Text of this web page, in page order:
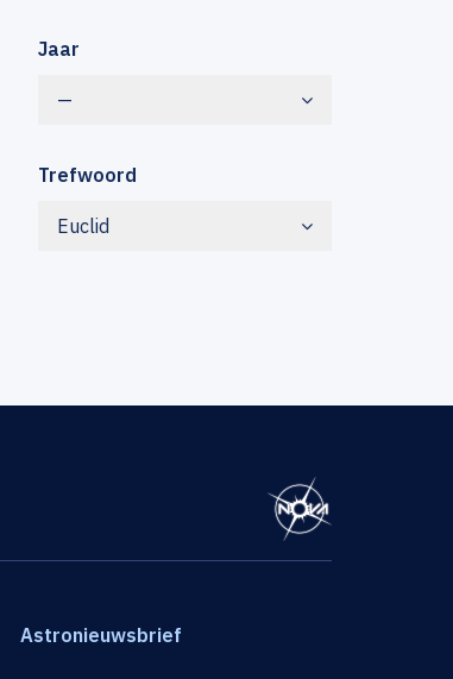
Jaar
—
Trefwoord
Euclid
Astronieuwsbrief